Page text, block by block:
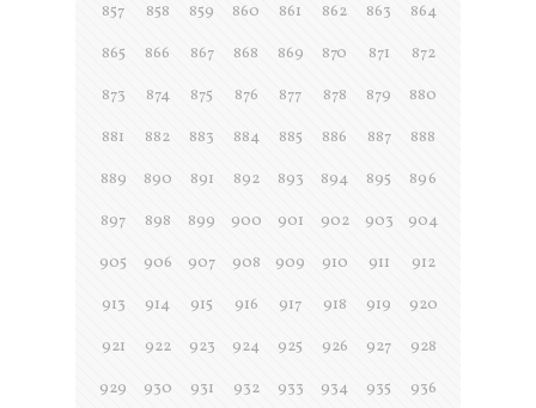
857
858 859 860 861 862 863
864
865
866 867 868 869 870 871
872
873
874 875 876 877 878 879
880
881
882 883 884 885 886 887
888
889
890 891 892 893 894 895
896
897
898 899 900 901 902 903
904
905
906 907 908 909 910 911
912
913
914 915 916 917 918 919
920
921
922 923 924 925 926 927
928
929
930 931 932 933 934 935
936